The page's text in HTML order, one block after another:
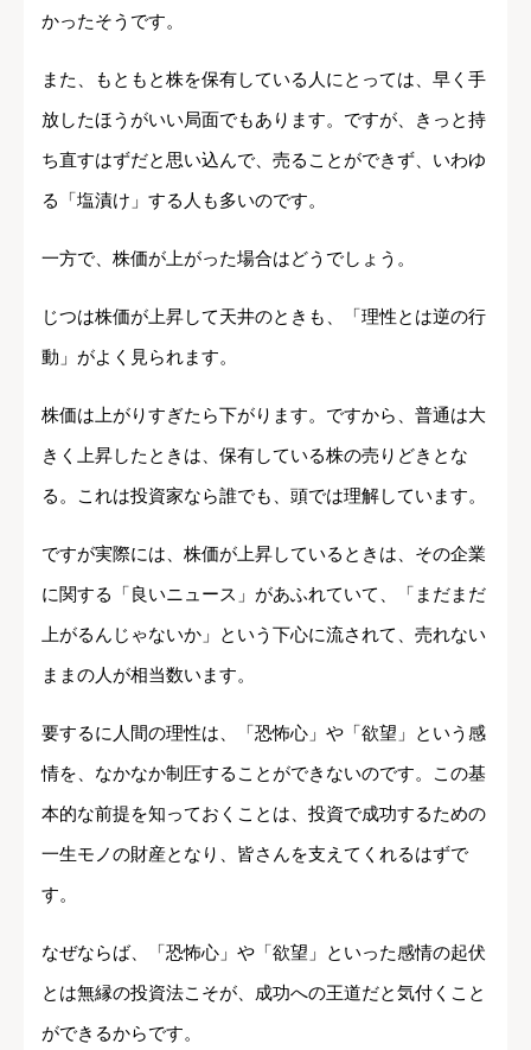
かったそうです。
また、もともと株を保有している人にとっては、早く手
放したほうがいい局面でもあります。ですが、きっと持
ち直すはずだと思い込んで、売ることができず、いわゆ
る「塩漬け」する人も多いのです。
一方で、株価が上がった場合はどうでしょう。
じつは株価が上昇して天井のときも、「理性とは逆の行
動」がよく見られます。
株価は上がりすぎたら下がります。ですから、普通は大
きく上昇したときは、保有している株の売りどきとな
る。これは投資家なら誰でも、頭では理解しています。
ですが実際には、株価が上昇しているときは、その企業
に関する「良いニュース」があふれていて、「まだまだ
上がるんじゃないか」という下心に流されて、売れない
ままの人が相当数います。
要するに人間の理性は、「恐怖心」や「欲望」という感
情を、なかなか制圧することができないのです。この基
本的な前提を知っておくことは、投資で成功するための
一生モノの財産となり、皆さんを支えてくれるはずで
す。
なぜならば、「恐怖心」や「欲望」といった感情の起伏
とは無縁の投資法こそが、成功への王道だと気付くこと
ができるからです。